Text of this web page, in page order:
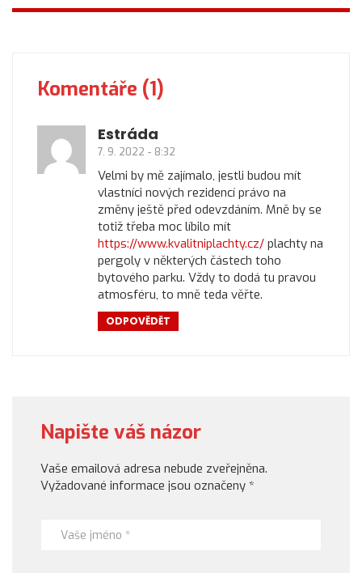
Komentáře (1)
Estráda
7. 9. 2022 - 8:32
Velmi by mě zajímalo, jestli budou mít
vlastníci nových rezidencí právo na
změny ještě před odevzdáním. Mně by se
totiž třeba moc líbilo mít
https://www.kvalitniplachty.cz/ plachty na
pergoly v některých částech toho
bytového parku. Vždy to dodá tu pravou
atmosféru, to mně teda věřte.
ODPOVĚDĚT
Napište váš názor
Vaše emailová adresa nebude zveřejněna.
Vyžadované informace jsou označeny *